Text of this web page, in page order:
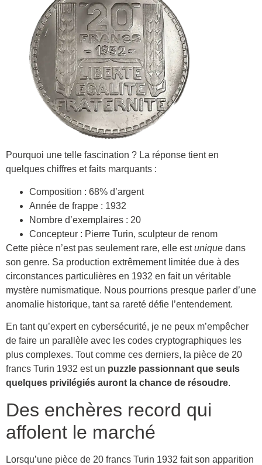
Pourquoi une telle fascination ? La réponse tient en
quelques chiffres et faits marquants :
Composition : 68% d’argent
Année de frappe : 1932
Nombre d’exemplaires : 20
Concepteur : Pierre Turin, sculpteur de renom
Cette pièce n’est pas seulement rare, elle estunique dans
son genre. Sa production extrêmement limitée due à des
circonstances particulières en 1932 en fait un véritable
mystère numismatique. Nous pourrions presque parler d’une
anomalie historique, tant sa rareté défie l’entendement.
En tant qu’expert en cybersécurité, je ne peux m’empêcher
de faire un parallèle avec les codes cryptographiques les
plus complexes. Tout comme ces derniers, la pièce de 20
francs Turin 1932 est un puzzle passionnant que seuls
quelques privilégiés auront la chance de résoudre.
Des enchères record qui
affolent le marché
Lorsqu’une pièce de 20 francs Turin 1932 fait son apparition